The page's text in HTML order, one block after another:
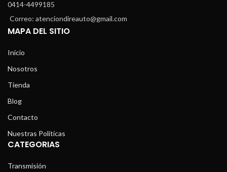
0414-4499185
Correo: atenciondireauto@gmail.com
MAPA DEL SITIO
Inicio
Nosotros
Tienda
Blog
Contacto
Nuestras Políticas
CATEGORIAS
Transmisión